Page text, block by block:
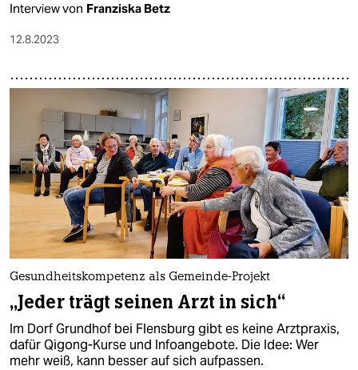
Interview von Franziska Betz
12.8.2023
Gesundheitskompetenz als Gemeinde-Projekt
„Jeder trägt seinen Arzt in sich“
Im Dorf Grundhof bei Flensburg gibt es keine Arztpraxis,
dafür Qigong-Kurse und Infoangebote. Die Idee: Wer
mehr weiß, kann besser auf sich aufpassen.